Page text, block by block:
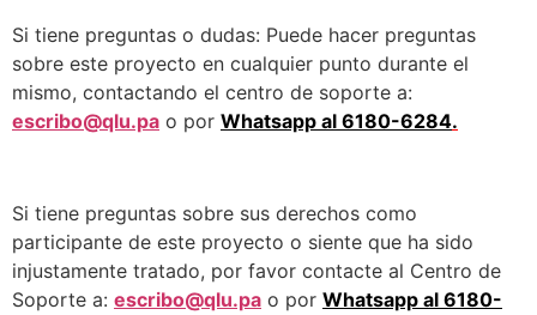
Si tiene preguntas o dudas: Puede hacer preguntas
sobre este proyecto en cualquier punto durante el
mismo, contactando el centro de soporte a:
escribo@qlu.pa o por Whatsapp al 6180-6284.
Si tiene preguntas sobre sus derechos como
participante de este proyecto o siente que ha sido
injustamente tratado, por favor contacte al Centro de
Soporte a: escribo@qlu.pa o por Whatsapp al 6180-